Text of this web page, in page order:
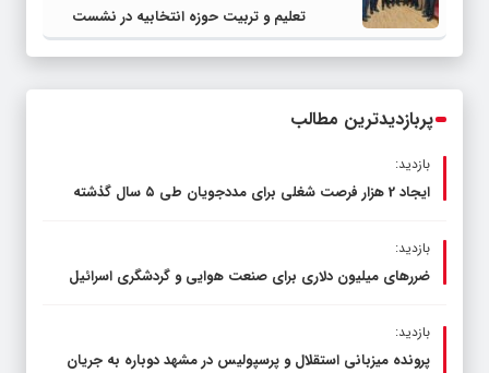
تعلیم و تربیت حوزه انتخابیه در نشست
مشترک عضو کمیسیون آموزش مجلس با
پربازدیدترین مطالب
بازدید:
ایجاد 2 هزار فرصت شغلی برای مددجویان طی ۵ سال گذشته
بازدید:
ضررهای میلیون دلاری برای صنعت هوایی و گردشگری اسرائیل
بازدید:
پرونده میزبانی استقلال و پرسپولیس در مشهد دوباره به جریان